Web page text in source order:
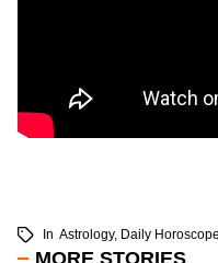
In Astrology, Daily Horoscope
MORE STORIES